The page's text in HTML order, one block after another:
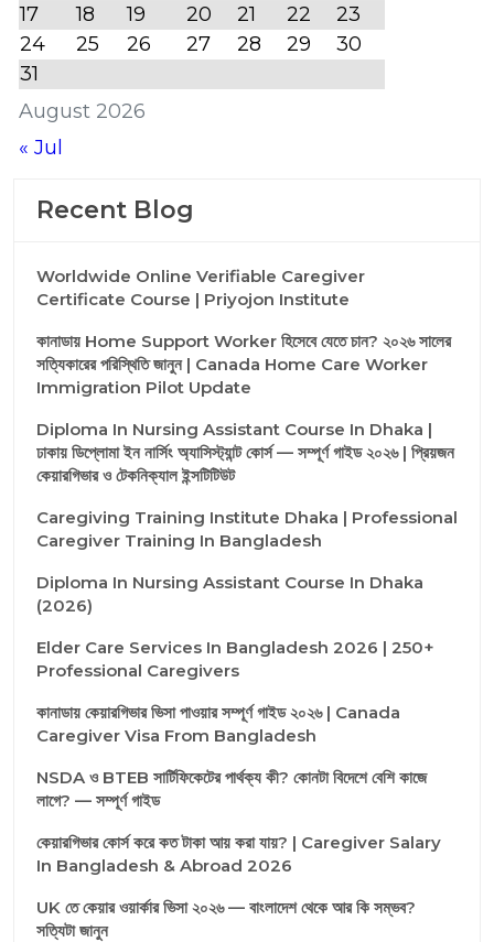
August 2026
17
18 19 20 21 22
23
24
25 26 27 28 29
30
31
« Jul
Recent Blog
Worldwide Online Verifiable Caregiver
Certificate Course | Priyojon Institute
কানাডায় Home Support Worker হিসেবে যেতে চান? ২০২৬ সালের
সত্যিকারের পরিস্থিতি জানুন | Canada Home Care Worker
Immigration Pilot Update
Diploma In Nursing Assistant Course In Dhaka |
ঢাকায় ডিপ্লোমা ইন নার্সিং অ্যাসিস্ট্যান্ট কোর্স — সম্পূর্ণ গাইড ২০২৬ | প্রিয়জন
কেয়ারগিভার ও টেকনিক্যাল ইন্সটিটিউট
Caregiving Training Institute Dhaka | Professional
Caregiver Training In Bangladesh
Diploma In Nursing Assistant Course In Dhaka
(2026)
Elder Care Services In Bangladesh 2026 | 250+
Professional Caregivers
কানাডায় কেয়ারগিভার ভিসা পাওয়ার সম্পূর্ণ গাইড ২০২৬ | Canada
Caregiver Visa From Bangladesh
NSDA ও BTEB সার্টিফিকেটের পার্থক্য কী? কোনটা বিদেশে বেশি কাজে
লাগে? — সম্পূর্ণ গাইড
কেয়ারগিভার কোর্স করে কত টাকা আয় করা যায়? | Caregiver Salary
In Bangladesh & Abroad 2026
UK তে কেয়ার ওয়ার্কার ভিসা ২০২৬ — বাংলাদেশ থেকে আর কি সম্ভব?
সত্যিটা জানুন